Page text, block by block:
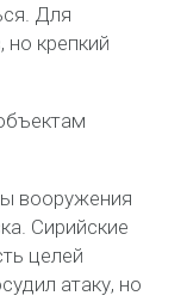
Для
но крепкий
вооружения
Сирийские
целей
атаку, но